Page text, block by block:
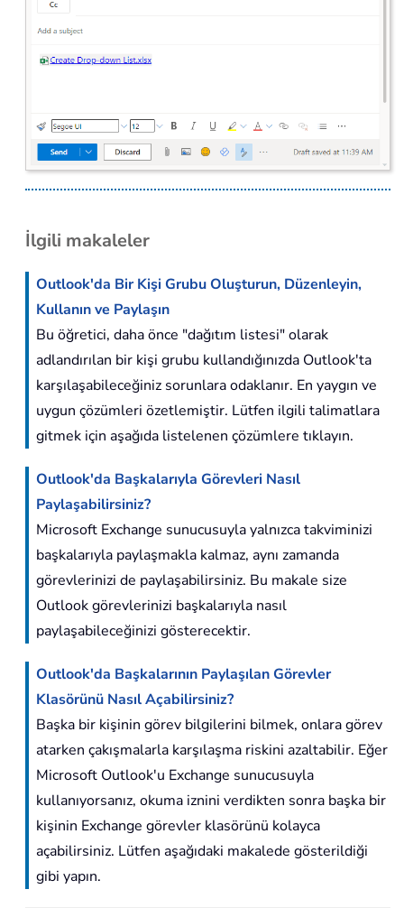
İlgili makaleler
Outlook'da Bir Kişi Grubu Oluşturun, Düzenleyin,
Kullanın ve Paylaşın
Bu öğretici, daha önce "dağıtım listesi" olarak
adlandırılan bir kişi grubu kullandığınızda Outlook'ta
karşılaşabileceğiniz sorunlara odaklanır. En yaygın ve
uygun çözümleri özetlemiştir. Lütfen ilgili talimatlara
gitmek için aşağıda listelenen çözümlere tıklayın.
Outlook'da Başkalarıyla Görevleri Nasıl
Paylaşabilirsiniz?
Microsoft Exchange sunucusuyla yalnızca takviminizi
başkalarıyla paylaşmakla kalmaz, aynı zamanda
görevlerinizi de paylaşabilirsiniz. Bu makale size
Outlook görevlerinizi başkalarıyla nasıl
paylaşabileceğinizi gösterecektir.
Outlook'da Başkalarının Paylaşılan Görevler
Klasörünü Nasıl Açabilirsiniz?
Başka bir kişinin görev bilgilerini bilmek, onlara görev
atarken çakışmalarla karşılaşma riskini azaltabilir. Eğer
Microsoft Outlook'u Exchange sunucusuyla
kullanıyorsanız, okuma iznini verdikten sonra başka bir
kişinin Exchange görevler klasörünü kolayca
açabilirsiniz. Lütfen aşağıdaki makalede gösterildiği
gibi yapın.